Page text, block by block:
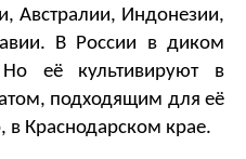
Австралии, Индонезии,
В России в диком
её культивируют в
подходящим для её
Краснодарском крае.